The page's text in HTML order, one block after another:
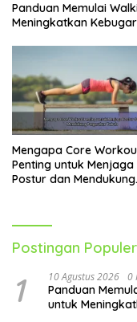
Panduan Memulai
Meningkatkan
Mengapa Core
Penting untuk Menjaga
Postur dan Mendukung
Postingan Populer
1 10 Agustus 2026 0
Panduan
untuk